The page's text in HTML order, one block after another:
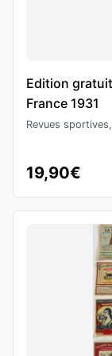
Edition
France 1931
Revues
19,90€